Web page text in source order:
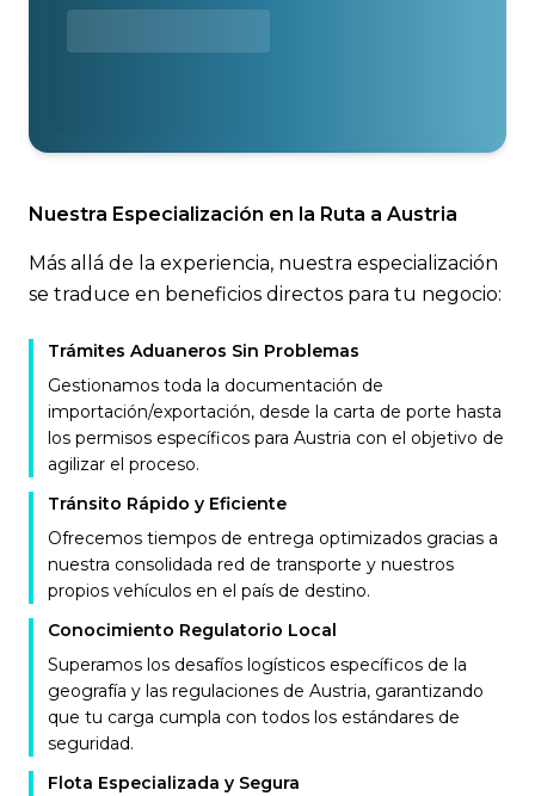
Nuestra Especialización en la Ruta a Austria
Más allá de la experiencia, nuestra especialización
se traduce en beneficios directos para tu negocio:
Trámites Aduaneros Sin Problemas
Gestionamos toda la documentación de
importación/exportación, desde la carta de porte hasta
los permisos específicos para Austria con el objetivo de
agilizar el proceso.
Tránsito Rápido y Eficiente
Ofrecemos tiempos de entrega optimizados gracias a
nuestra consolidada red de transporte y nuestros
propios vehículos en el país de destino.
Conocimiento Regulatorio Local
Superamos los desafíos logísticos específicos de la
geografía y las regulaciones de Austria, garantizando
que tu carga cumpla con todos los estándares de
seguridad.
Flota Especializada y Segura